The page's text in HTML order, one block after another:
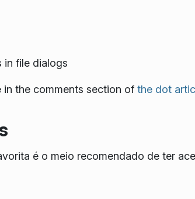
in file dialogs
in the comments section of the dot
é o meio recomendado de ter